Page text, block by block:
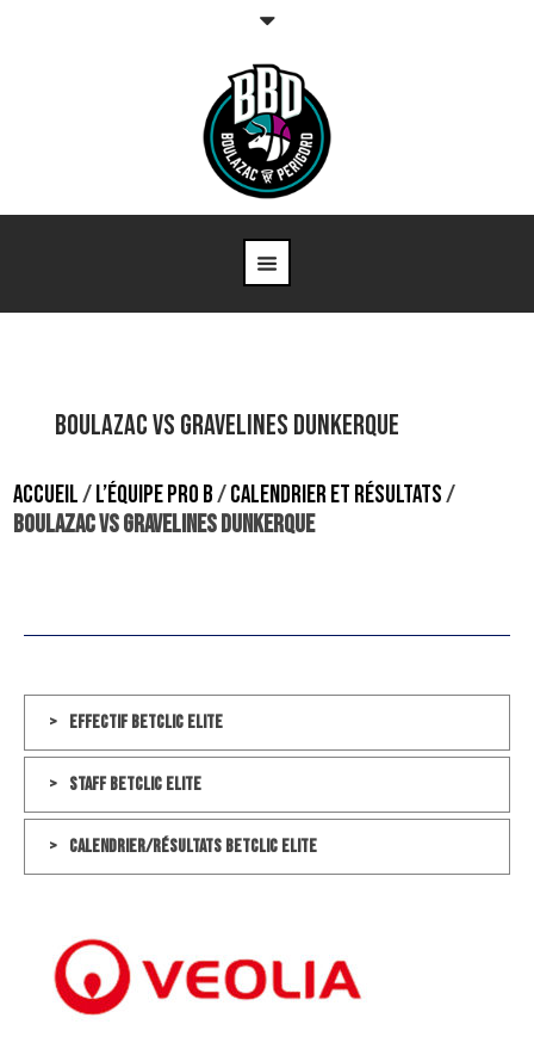
Boulazac vs Gravelines Dunkerque
ACCUEIL/L’ÉQUIPE PRO B/CALENDRIER ET RÉSULTATS/
BOULAZAC VS GRAVELINES DUNKERQUE
Effectif Betclic Elite
Staff Betclic Elite
Calendrier/Résultats Betclic Elite